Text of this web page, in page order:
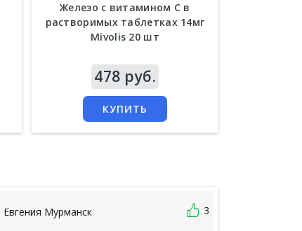
Железо с витамином С в
растворимых таблетках 14мг
Mivolis 20 шт
478 руб.
КУПИТЬ
Евгения Мурманск 3